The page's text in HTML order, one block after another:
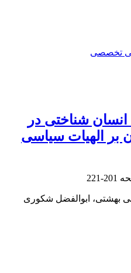
تخصصی
انسان شناختی در
بر الهیات سیاسی
201-221
بهشتی، ابوالفضل شکوری